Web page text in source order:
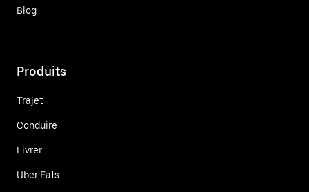
Blog
Produits
Trajet
Conduire
Livrer
Uber Eats